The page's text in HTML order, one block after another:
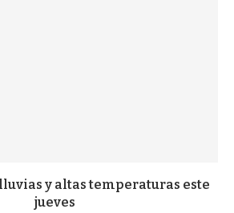
y altas temperaturas este
jueves